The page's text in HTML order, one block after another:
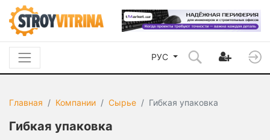
РУС
Главная Компании Сырье Гибкая упаковка
Гибкая упаковка